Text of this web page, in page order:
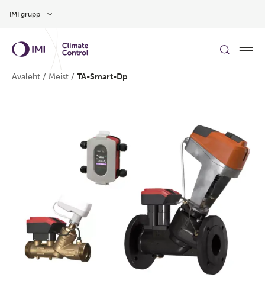
IMI grupp
Avaleht / Meist / TA-Smart-Dp